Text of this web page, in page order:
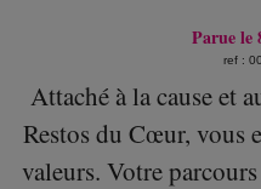
Parue le
ref :
Attaché à la cause et
Restos du Cœur, vous
valeurs. Votre